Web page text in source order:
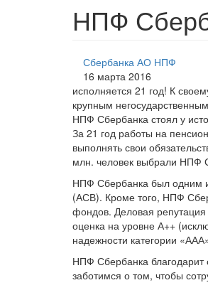
НПФ
Сбербанка АО НПФ
16 марта 2016
исполняется 21 год! К
крупным
НПФ Сбербанка стоял у
За 21 год работы на
выполнять свои
млн. человек выбрали НПФ
НПФ Сбербанка был одним
(АСВ). Кроме того, НПФ
фондов. Деловая
оценка на уровне А++
надежности категории
НПФ Сбербанка благодарит
заботимся о том, чтобы